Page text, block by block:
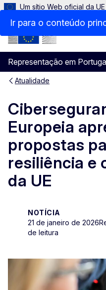
Ir para o conteúdo
Um sítio Web oficial da UE
Representação em
Menu
Atualidade
Europeia
propostas
resiliência e
da UE
NOTÍCIA
21 de janeiro de 2026
de leitura